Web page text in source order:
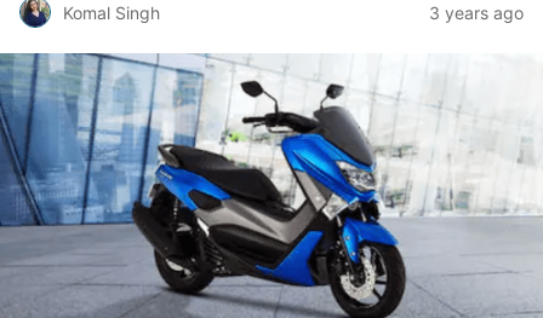
Komal Singh 3 years ago